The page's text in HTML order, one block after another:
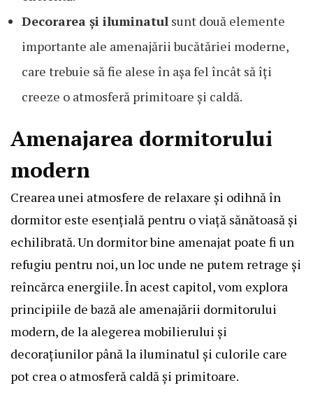
Decorarea și iluminatul sunt două elemente
importante ale amenajării bucătăriei moderne,
care trebuie să fie alese în așa fel încât să îți
creeze o atmosferă primitoare și caldă.
Amenajarea dormitorului
modern
Crearea unei atmosfere de relaxare și odihnă în
dormitor este esențială pentru o viață sănătoasă și
echilibrată. Un dormitor bine amenajat poate fi un
refugiu pentru noi, un loc unde ne putem retrage și
reîncărca energiile. În acest capitol, vom explora
principiile de bază ale amenajării dormitorului
modern, de la alegerea mobilierului și
decorațiunilor până la iluminatul și culorile care
pot crea o atmosferă caldă și primitoare.